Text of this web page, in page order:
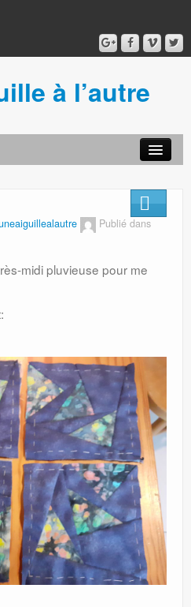
à l’autre
Publié dans
midi pluvieuse pour me